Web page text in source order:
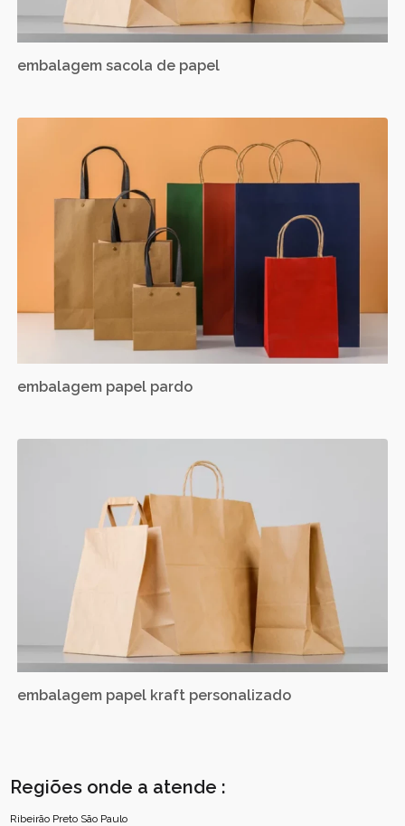
embalagem sacola de papel
embalagem papel pardo
embalagem papel kraft personalizado
Regiões onde a atende :
Ribeirão Preto São Paulo